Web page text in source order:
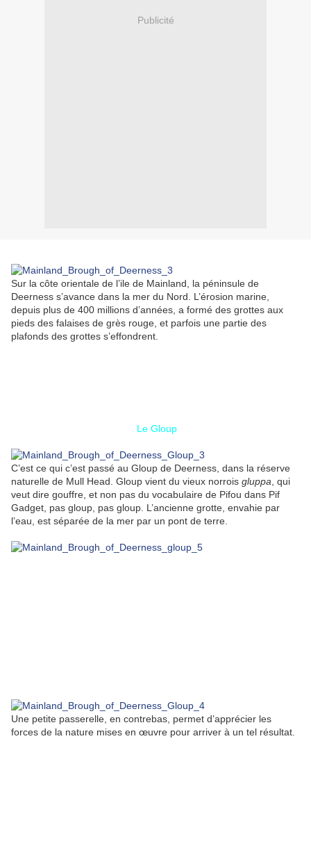
Publicité
Sur la côte orientale de l’ile de Mainland, la péninsule de
Deerness s’avance dans la mer du Nord. L’érosion marine,
depuis plus de 400 millions d’années, a formé des grottes aux
pieds des falaises de grès rouge, et parfois une partie des
plafonds des grottes s’effondrent.
Le Gloup
C’est ce qui c’est passé au Gloup de Deerness, dans la réserve
naturelle de Mull Head. Gloup vient du vieux norrois gluppa , qui
veut dire gouffre, et non pas du vocabulaire de Pifou dans Pif
Gadget, pas gloup, pas gloup. L’ancienne grotte, envahie par
l’eau, est séparée de la mer par un pont de terre.
Une petite passerelle, en contrebas, permet d’apprécier les
forces de la nature mises en œuvre pour arriver à un tel résultat.